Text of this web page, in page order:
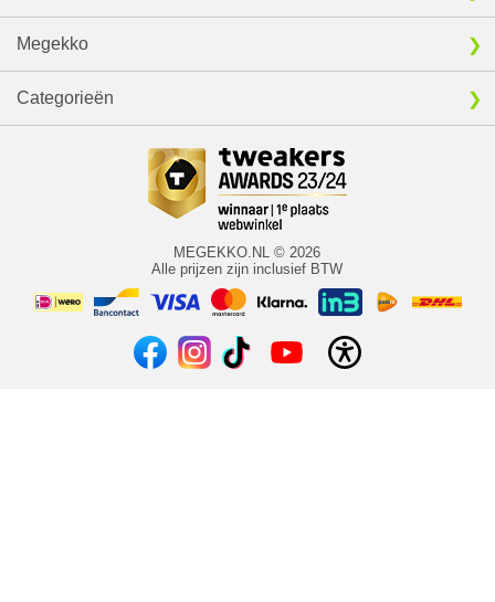
Megekko
Categorieën
MEGEKKO.NL © 2026
Alle prijzen zijn inclusief BTW